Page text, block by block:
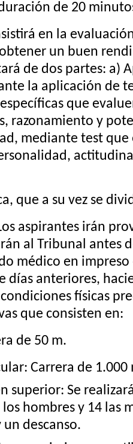
de 20
en la
un buen
de dos partes: a)
la aplicación de
que
razonamiento y
mediante test que
que a su vez se
aspirantes irán
al Tribunal antes
médico en
días anteriores,
físicas
que consisten en:
de 50 m.
Carrera de 1.000
superior: Se
hombres y 14 las
descanso.